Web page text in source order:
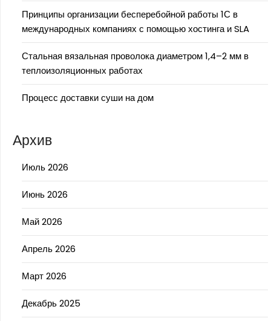
Принципы организации бесперебойной работы 1С в
международных компаниях с помощью хостинга и SLA
Стальная вязальная проволока диаметром 1,4–2 мм в
теплоизоляционных работах
Процесс доставки суши на дом
Архив
Июль 2026
Июнь 2026
Май 2026
Апрель 2026
Март 2026
Декабрь 2025